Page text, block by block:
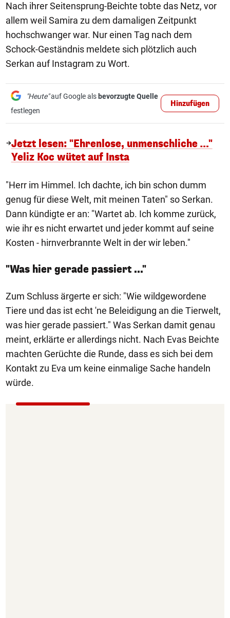
Nach ihrer Seitensprung-Beichte tobte das Netz, vor
allem weil Samira zu dem damaligen Zeitpunkt
hochschwanger war. Nur einen Tag nach dem
Schock-Geständnis meldete sich plötzlich auch
Serkan auf Instagram zu Wort.
"Heute"auf Google als bevorzugte Quelle
festlegen
Hinzufügen
Jetzt lesen: "Ehrenlose, unmenschliche …"
Yeliz Koc wütet auf Insta
"Herr im Himmel. Ich dachte, ich bin schon dumm
genug für diese Welt, mit meinen Taten" so Serkan.
Dann kündigte er an: "Wartet ab. Ich komme zurück,
wie ihr es nicht erwartet und jeder kommt auf seine
Kosten - hirnverbrannte Welt in der wir leben."
"Was hier gerade passiert ..."
Zum Schluss ärgerte er sich: "Wie wildgewordene
Tiere und das ist echt 'ne Beleidigung an die Tierwelt,
was hier gerade passiert." Was Serkan damit genau
meint, erklärte er allerdings nicht. Nach Evas Beichte
machten Gerüchte die Runde, dass es sich bei dem
Kontakt zu Eva um keine einmalige Sache handeln
würde.